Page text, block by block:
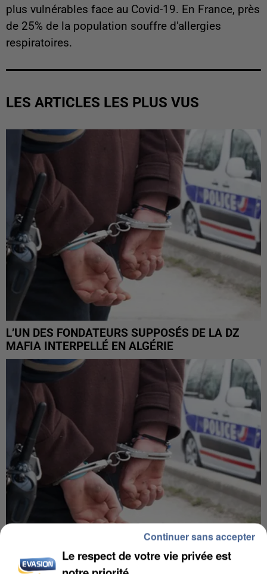
plus vulnérables face au Covid-19. En France, près
de 25% de la population souffre d'allergies
respiratoires.
LES ARTICLES LES PLUS VUS
L’UN DES FONDATEURS SUPPOSÉS DE LA DZ
MAFIA INTERPELLÉ EN ALGÉRIE
UN SECOND CADRE DE LA DZ MAFIA
Le respect de votre vie privée est
Continuer sans accepter